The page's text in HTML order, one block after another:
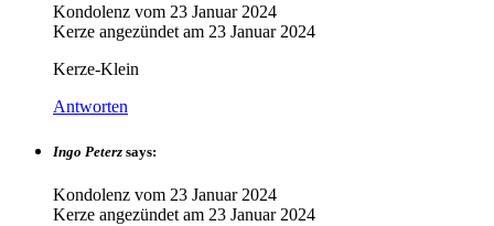
Kondolenz vom 23 Januar 2024
Kerze angezündet am 23 Januar 2024
Kerze-Klein
Antworten
Ingo Peterz says:
Kondolenz vom 23 Januar 2024
Kerze angezündet am 23 Januar 2024